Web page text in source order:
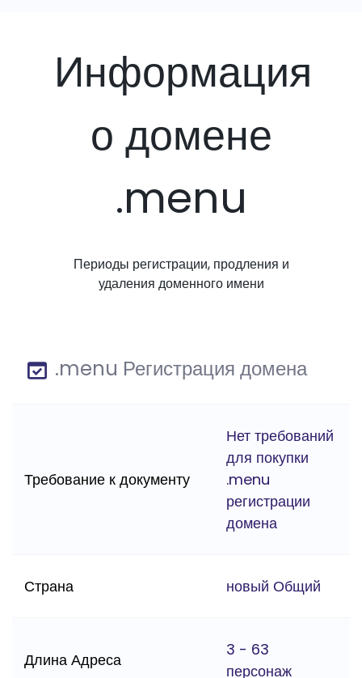
Информация
о домене
.menu
Периоды регистрации, продления и
удаления доменного имени
.menu Регистрация домена
Требование к документу
Нет требований
для покупки
.menu
регистрации
домена
Страна новый Общий
Длина Адреса
3 - 63
персонаж